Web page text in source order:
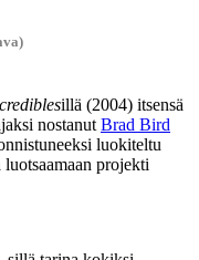
illä (2004) itsensä
nostanut Brad Bird
luokiteltu
projekti